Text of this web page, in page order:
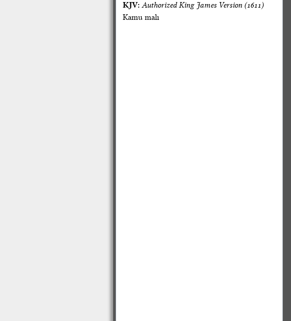
KJV: Authorized King James Version (1611)
Kamu malı